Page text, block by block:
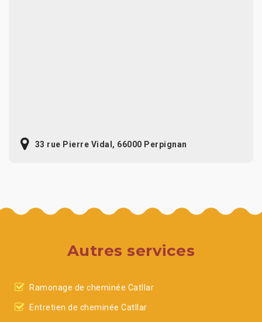
33 rue Pierre Vidal, 66000 Perpignan
Autres services
Ramonage de cheminée Catllar
Entretien de cheminée Catllar